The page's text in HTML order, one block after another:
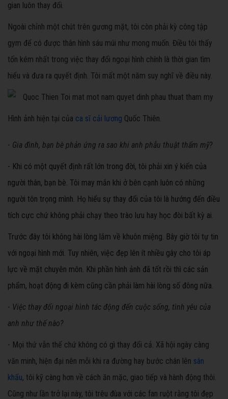
gian luôn thay đổi.
Ngoài chỉnh một chút trên gương mặt, tôi còn phải kỳ công tập
gym để có được thân hình sáu múi như mong muốn. Điều tôi thấy
tốn kém nhất trong việc thay đổi ngoại hình chính là thời gian tìm
hiểu và đưa ra quyết định. Tôi mất một năm suy nghĩ về điều này.
Hình ảnh hiện tại của ca sĩ cải lương Quốc Thiên.
- Gia đình, bạn bè phản ứng ra sao khi anh phẫu thuật thẩm mỹ?
- Khi có một quyết định rất lớn trong đời, tôi phải xin ý kiến của
người thân, bạn bè. Tôi may mắn khi ở bên cạnh luôn có những
người tôn trọng mình. Họ hiểu sự thay đổi của tôi là hướng đến điều
tích cực chứ không phải chạy theo trào lưu hay học đòi bất kỳ ai.
Trước đây tôi không hài lòng lắm về khuôn miệng. Bây giờ tôi tự tin
với ngoại hình mới. Tuy nhiên, việc đẹp lên ít nhiều gây cho tôi áp
lực về mặt chuyên môn. Khi phần hình ảnh đã tốt rồi thì các sản
phẩm, hoạt động đi kèm cũng cần phải làm hài lòng số đông nữa.
- Việc thay đổi ngoại hình tác động đến cuộc sống, tình yêu của
anh như thế nào?
- Mọi thứ vẫn thế chứ không có gì thay đổi cả. Xã hội ngày càng
văn minh, hiện đại nên mỗi khi ra đường hay bước chân lên sân
khấu, tôi kỹ càng hơn về cách ăn mặc, giao tiếp và hành động thôi.
Cũng như lần trở lại này, tôi trêu đùa với các fan ruột rằng tôi đẹp